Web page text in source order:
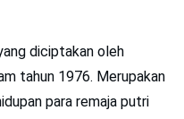
diciptakan oleh
tahun 1976. Merupakan
para remaja putri